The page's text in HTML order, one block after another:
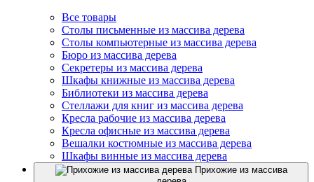
Все товары
Столы письменные из массива дерева
Столы компьютерные из массива дерева
Бюро из массива дерева
Секретеры из массива дерева
Шкафы книжные из массива дерева
Библиотеки из массива дерева
Стеллажи для книг из массива дерева
Кресла рабочие из массива дерева
Кресла офисные из массива дерева
Вешалки костюмные из массива дерева
Шкафы винные из массива дерева
Прихожие из массива